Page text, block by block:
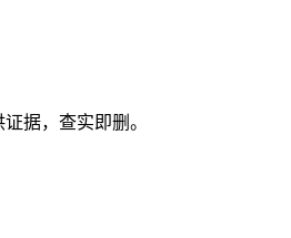
据，查实即删。